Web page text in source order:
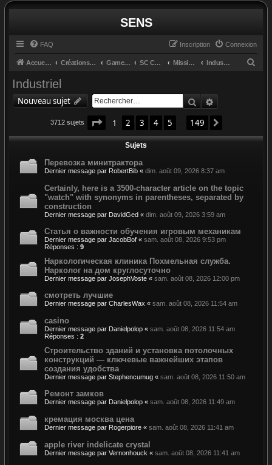
SENS
FAQ Connexion
Inscription
Accueil du forum Créations et retours GameGlass SC Controls by Cosmo Missions Industriel
r
Industriel
Nouveau sujet Rechercher
3712 sujets Page 1sur149
1 2 3 4 5 149
Sujets
Перевозка минитрактора
Dernier message par RobertBib « dim. août 09, 2026 8:37 am
Certainly, here is a 3500-character article on the topic
"watch" with synonyms in parentheses, separated by
construction
Dernier message par DavidGed « dim. août 09, 2026 3:59 am
Статья о важности обучения игровым механикам
Dernier message par JacobBof « sam. août 08, 2026 9:53 pm
Réponses : 9
Наркологическая клиника Похмельная служба.
Нарколог на дом круглосуточно
Dernier message par JosephVoste « sam. août 08, 2026 12:00 pm
смотреть лучшие
Dernier message par CharlesWax « sam. août 08, 2026 11:54 am
casino
Dernier message par Danielpolop « sam. août 08, 2026 11:54 am
Réponses : 2
Строительство зданий и установка потолочных
конструкций — ключевые важнейших этапов
создания удобства
Dernier message par Stephencumug « sam. août 08, 2026 11:50 am
Ремонт замков
Dernier message par Danielpolop « sam. août 08, 2026 11:49 am
кремация москва цена
Dernier message par Rogerpiore « sam. août 08, 2026 11:41 am
apple river indelicate crystal
Dernier message par Vernonhouck « sam. août 08, 2026 11:41 am